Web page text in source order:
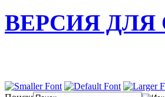
ВЕРСИЯ